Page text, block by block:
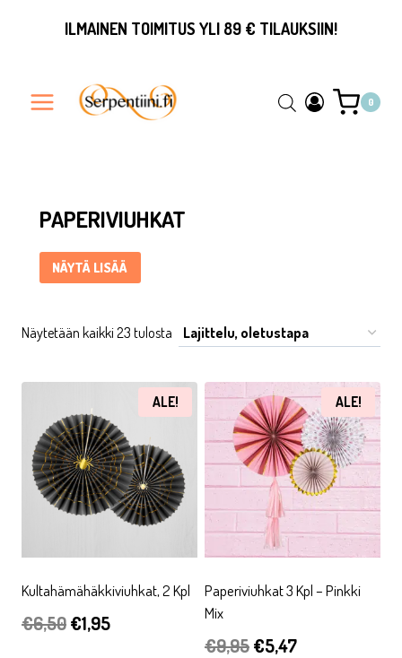
ILMAINEN TOIMITUS YLI 89 € TILAUKSIIN!
0
Paperiviuhkat ... Content continues. Activate the Näytä
PAPERIVIUHKAT
NÄYTÄ LISÄÄ
Näytetään kaikki 23 tulosta
ALE!
Kultahämähäkkiviuhkat, 2 Kpl
€6,50Alkuperäinen
€1,95Nykyinen
ALE!
Paperiviuhkat 3 Kpl – Pinkki
Mix
€9,95Alkuperäinen
€5,47Nykyinen